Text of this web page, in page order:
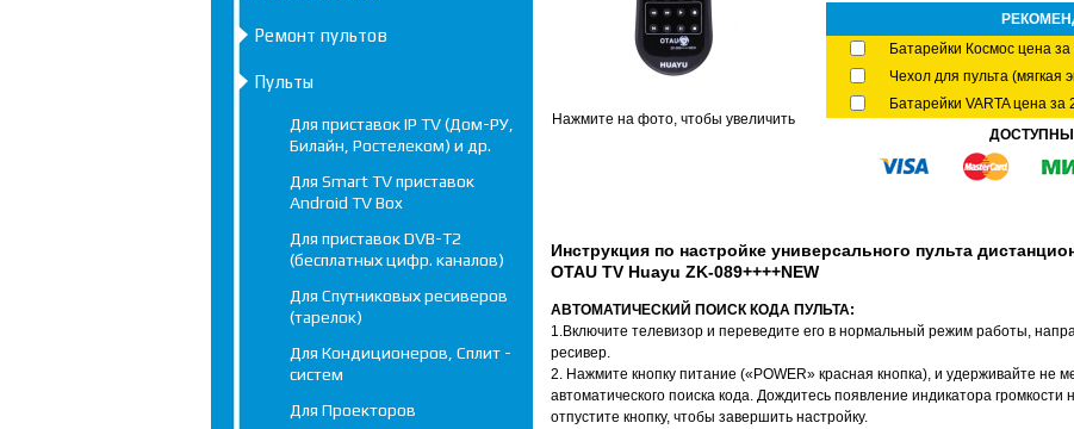
Нажмите на фото, чтобы увеличить
Батарейки Космос цена
Чехол для пульта (мягкая
Батарейки VARTA цена за
Инструкция по настройке универсального пульта
OTAU TV Huayu ZK-089++++NEW
АВТОМАТИЧЕСКИЙ ПОИСК КОДА ПУЛЬТА:
1.Включите телевизор и переведите его в нормальный режим работы,
ресивер.
2. Нажмите кнопку питание («POWER» красная кнопка), и удерживайте не
автоматического поиска кода. Дождитесь появление индикатора
отпустите кнопку, чтобы завершить настройку.
Ремонт пультов
Пульты
Для приставок IP TV (Дом-РУ,
Билайн, Ростелеком) и др.
Для Smart TV приставок
Android TV Box
Для приставок DVB-T2
(бесплатных цифр. каналов)
Для Спутниковых ресиверов
(тарелок)
Для Кондиционеров, Сплит -
систем
Для Проекторов